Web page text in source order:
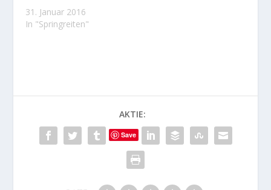
beherrscht noch eine
weitere Sprache,
31. Januar 2016
In "Springreiten"
AKTIE:
Save